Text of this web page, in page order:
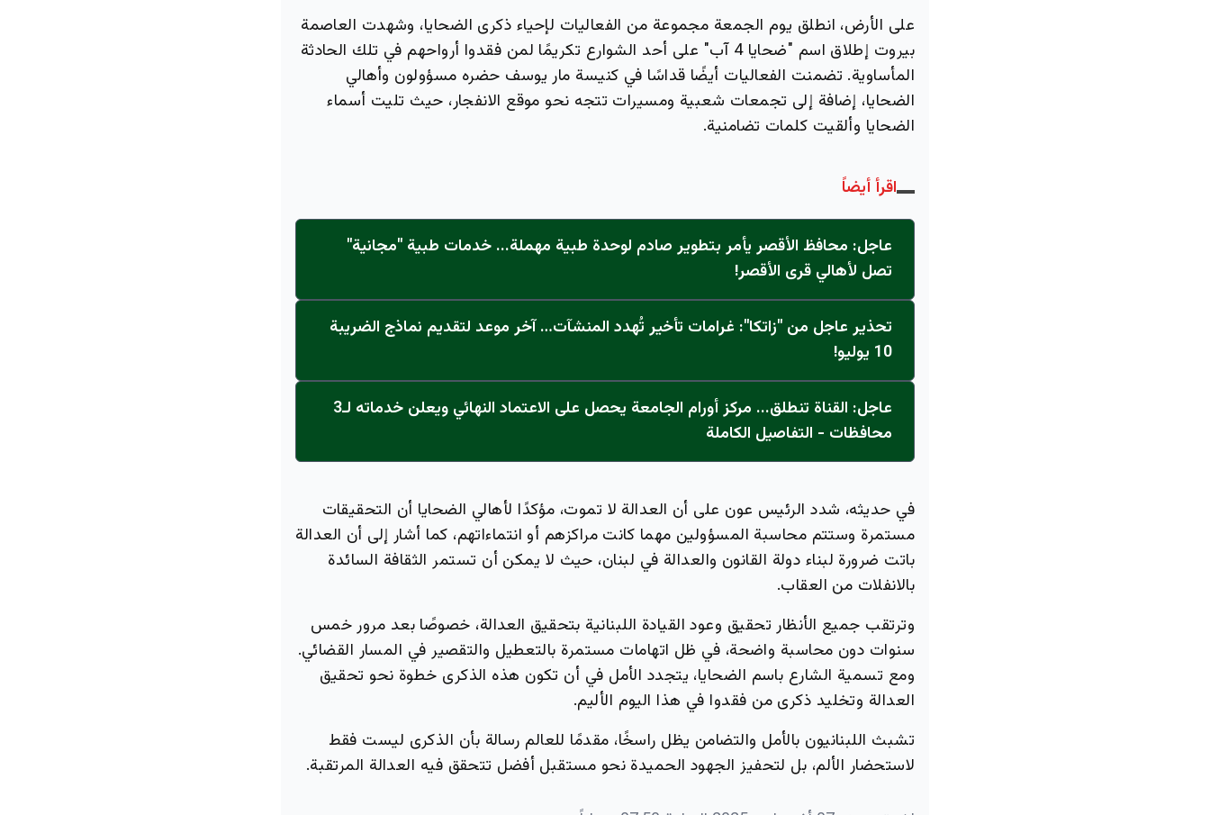
على الأرض، انطلق يوم الجمعة مجموعة من الفعاليات لإحياء ذكرى الضحايا، وشهدت العاصمة
بيروت إطلاق اسم "ضحايا 4 آب" على أحد الشوارع تكريمًا لمن فقدوا أرواحهم في تلك الحادثة
المأساوية. تضمنت الفعاليات أيضًا قداسًا في كنيسة مار يوسف حضره مسؤولون وأهالي
الضحايا، إضافة إلى تجمعات شعبية ومسيرات تتجه نحو موقع الانفجار، حيث تليت أسماء
الضحايا وألقيت كلمات تضامنية.
اقرأ أيضاً
عاجل: محافظ الأقصر يأمر بتطوير صادم لوحدة طبية مهملة... خدمات طبية "مجانية"
تصل لأهالي قرى الأقصر!
تحذير عاجل من "زاتكا": غرامات تأخير تُهدد المنشآت… آخر موعد لتقديم نماذج الضريبة
10 يوليو!
عاجل: القناة تنطلق... مركز أورام الجامعة يحصل على الاعتماد النهائي ويعلن خدماته لـ3
محافظات - التفاصيل الكاملة
في حديثه، شدد الرئيس عون على أن العدالة لا تموت، مؤكدًا لأهالي الضحايا أن التحقيقات
مستمرة وستتم محاسبة المسؤولين مهما كانت مراكزهم أو انتماءاتهم، كما أشار إلى أن العدالة
باتت ضرورة لبناء دولة القانون والعدالة في لبنان، حيث لا يمكن أن تستمر الثقافة السائدة
بالانفلات من العقاب.
وترتقب جميع الأنظار تحقيق وعود القيادة اللبنانية بتحقيق العدالة، خصوصًا بعد مرور خمس
سنوات دون محاسبة واضحة، في ظل اتهامات مستمرة بالتعطيل والتقصير في المسار القضائي.
ومع تسمية الشارع باسم الضحايا، يتجدد الأمل في أن تكون هذه الذكرى خطوة نحو تحقيق
العدالة وتخليد ذكرى من فقدوا في هذا اليوم الأليم.
تشبث اللبنانيون بالأمل والتضامن يظل راسخًا، مقدمًا للعالم رسالة بأن الذكرى ليست فقط
لاستحضار الألم، بل لتحفيز الجهود الحميدة نحو مستقبل أفضل تتحقق فيه العدالة المرتقبة.